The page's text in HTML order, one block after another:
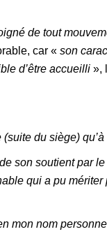
de tout
car « son
d’être accueilli »,
(suite du siège)
son soutient par
qui a pu
mon nom